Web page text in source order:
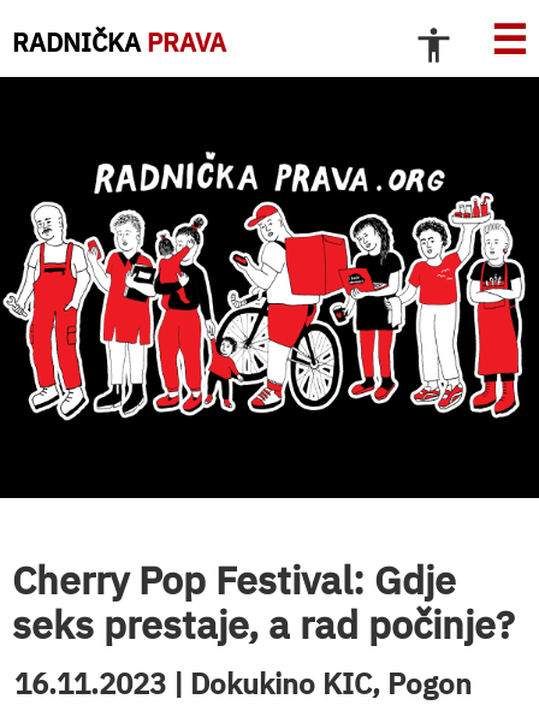
RADNIČKA PRAVA ☰
Cherry Pop Festival: Gdje
seks prestaje, a rad počinje?
16.11.2023 | Dokukino KIC, Pogon